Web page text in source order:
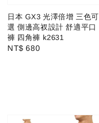
日本 GX3 光澤倍增 三色可
選 側邊高衩設計 舒適平口
褲 四角褲 k2631
Regular
NT$ 680